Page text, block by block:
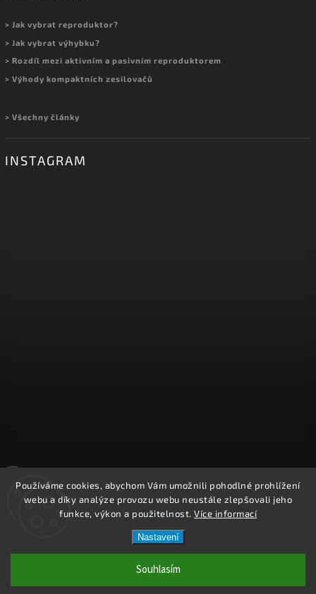
Používáme cookies, abychom Vám umožnili pohodlné prohlížení
webu a díky analýze provozu webu neustále zlepšovali jeho
funkce, výkon a použitelnost. Více informací
Nastavení
Souhlasím
> Jak vybrat reproduktor?
> Jak vybrat výhybku?
> Rozdíl mezi aktivním a pasivním reproduktorem
> Výhody kompaktních zesilovačů
> Všechny články
INSTAGRAM
Copyright 2026REPROOBCHOD.cz. Všechna práva vyhrazena.
Upravit nastavení cookies
Shoptet